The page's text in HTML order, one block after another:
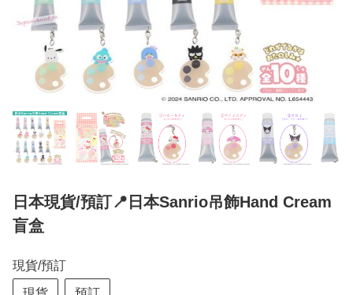
日本現貨/預訂📍日本Sanrio吊飾Hand Cream
盲盒
現貨/預訂